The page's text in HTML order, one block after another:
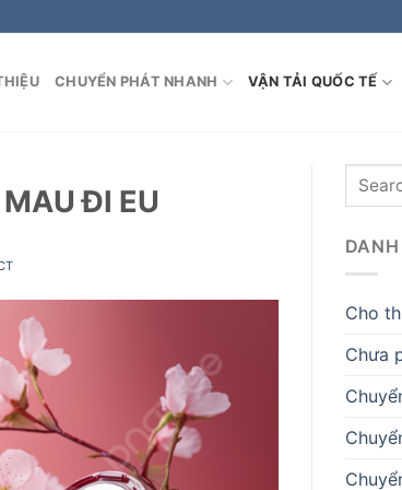
CHUYỂN PHÁT NHANH VẬN TẢI QUỐC TẾ
ĐI EU
Cho
Chưa